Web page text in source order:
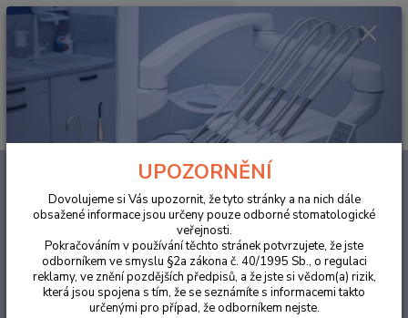
Hledat
za 0,00 Kč
Čepice z netkané textilie 100 ks
Čepice z netkané textilie 100 ks
UPOZORNĚNÍ
Dovolujeme si Vás upozornit, že tyto stránky a na nich dále
obsažené informace jsou určeny pouze odborné stomatologické
veřejnosti.
Pokračováním v používání těchto stránek potvrzujete, že jste
odborníkem ve smyslu §2a zákona č. 40/1995 Sb., o regulaci
reklamy, ve znění pozdějších předpisů, a že jste si vědom(a) rizik,
která jsou spojena s tím, že se seznámíte s informacemi takto
určenými pro případ, že odborníkem nejste.